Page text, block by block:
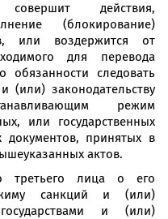
действия,
(блокирование)
или воздержится от
для перевода
обязанности следовать
(или) законодательству
режим
или государственных
документов, принятых в
актов.
третьего лица о его
санкций и (или)
и (или)